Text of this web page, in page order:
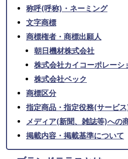
称呼(呼称)・ネーミング
文字商標
商標権者・商標出願人
朝日機材株式会社
株式会社カイコーポレーシ
株式会社ベック
商標区分
指定商品・指定役務(サービ
メディア(新聞、雑誌等)への
掲載内容・掲載基準について